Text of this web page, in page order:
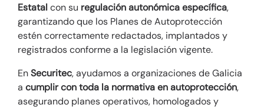
Estatal con su regulación autonómica específica,
garantizando que los Planes de Autoprotección
estén correctamente redactados, implantados y
registrados conforme a la legislación vigente.
EnSecuritec, ayudamos a organizaciones de Galicia
a cumplir con toda la normativa en autoprotección,
asegurando planes operativos, homologados y